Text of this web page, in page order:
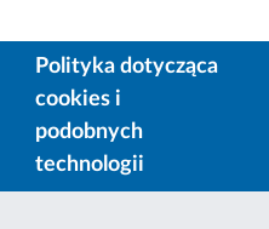
Polityka dotycząca
cookies i
podobnych
technologii